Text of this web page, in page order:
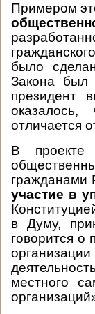
Примером
было
Закона был
президент
отличается
В проекте
гражданами
участие в
в Думу,
говорится о
местного